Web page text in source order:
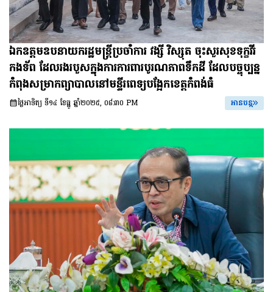
ឯកឧត្តមឧបនាយករដ្ឋមន្រ្តីប្រចាំការ វង្សី វិស្សុត ចុះសួរសុខទុក្ខវីរ
កងទ័ព ដែលរងរបួសក្នុងការការពារបូរណភាពទឹកដី ដែលបច្ចុប្បន្ន
កំពុងសម្រាកព្យាបាលនៅមន្ទីរពេទ្យបង្អែកខេត្តកំពង់ធំ
ថ្ងៃអាទិត្យ ទី១៤ ខែធ្នូ ឆ្នាំ២០២៥, ០៨:៣០ PM អានបន្ត